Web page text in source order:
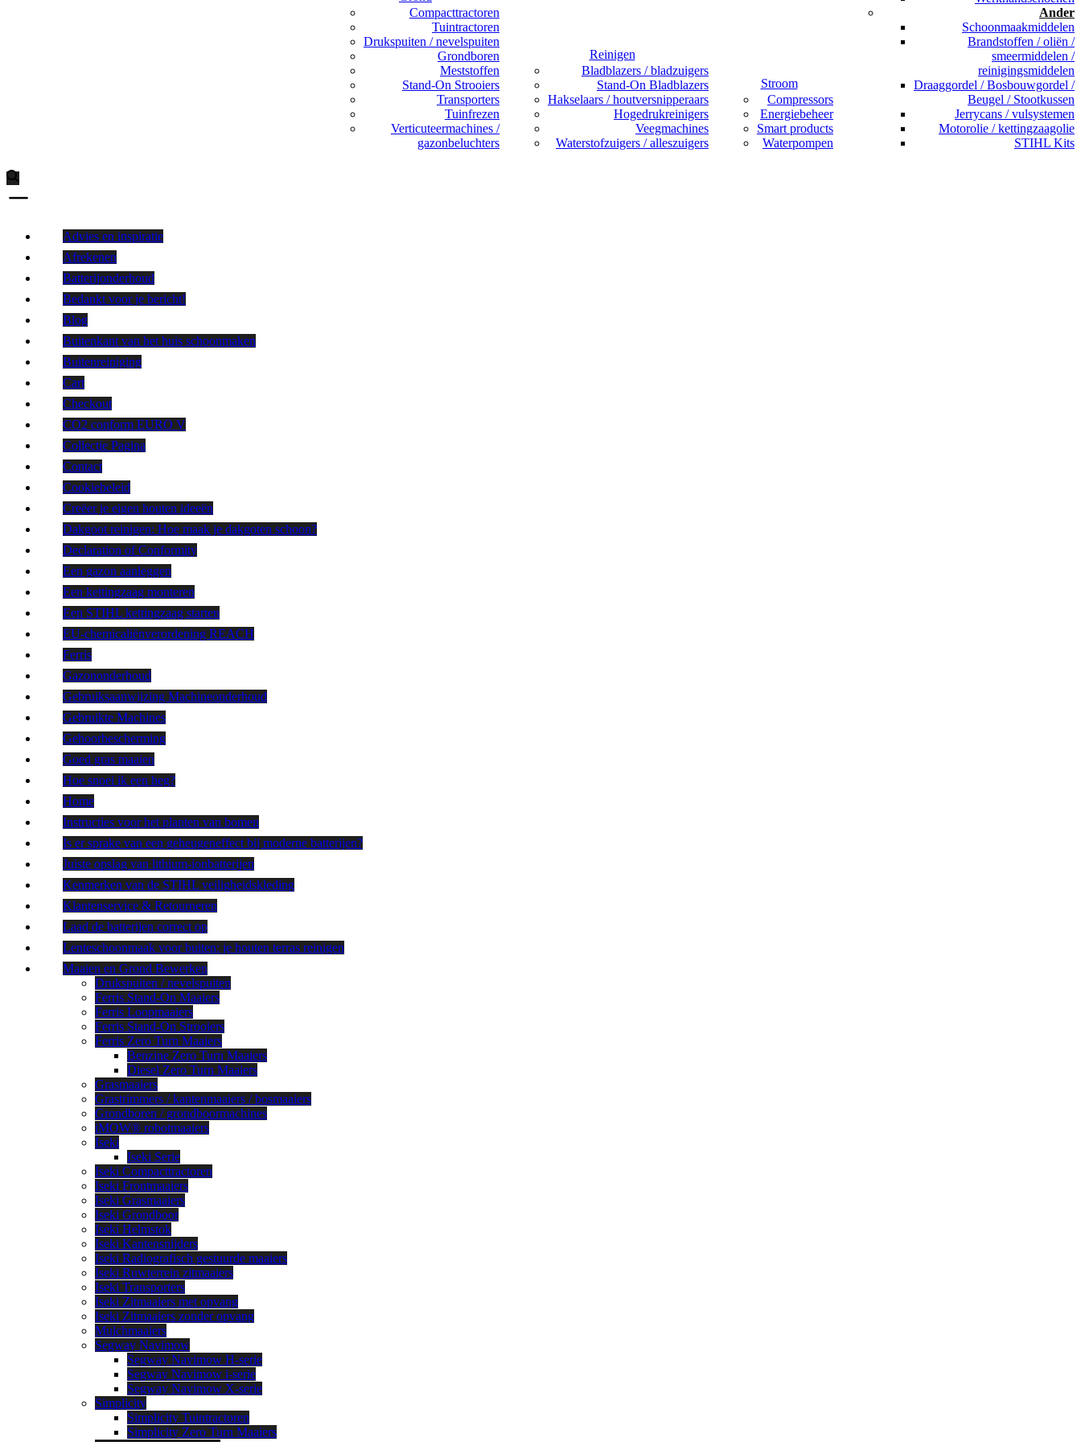
Compacttractoren
Tuintractoren
Drukspuiten / nevelspuiten
Grondboren
Meststoffen
Stand-On Strooiers
Transporters
Tuinfrezen
Verticuteermachines /
gazonbeluchters
Reinigen
Bladblazers / bladzuigers
Stand-On Bladblazers
Hakselaars / houtversnipperaars
Hogedrukreinigers
Veegmachines
Waterstofzuigers / alleszuigers
Stroom
Compressors
Energiebeheer
Smart products
Waterpompen
Ander
Schoonmaakmiddelen
Brandstoffen / oliën /
smeermiddelen /
reinigingsmiddelen
Draaggordel / Bosbouwgordel /
Beugel / Stootkussen
Jerrycans / vulsystemen
Motorolie / kettingzaagolie
STIHL Kits
Advies en inspiratie
Afrekenen
Batterijonderhoud
Bedankt voor je bericht!
Blog
Buitenkant van het huis schoonmaken
Buitenreiniging
Cart
Checkout
CO2 conform EURO V
Collectie Pagina
Contact
Cookiebeleid
Creëer je eigen houten ideeën
Dakgoot reinigen: Hoe maak je dakgoten schoon?
Declaration of Conformity
Een gazon aanleggen
Een kettingzaag monteren
Een STIHL kettingzaag starten
EU-chemicaliënverordening REACH
Ferris
Gazononderhoud
Gebruiksaanwijzing Machineonderhoud
Gebruikte Machines
Gehoorbescherming
Goed gras maaien
Hoe snoei ik een heg?
Home
Instructies voor het planten van bomen
Is er sprake van een geheugeneffect bij moderne batterijen?
Juiste opslag van lithium-ionbatterijen
Kenmerken van de STIHL veiligheidskleding
Klantenservice & Retourneren
Laad de batterijen correct op
Lenteschoonmaak voor buiten: je houten terras reinigen
Maaien en Grond Bewerken
Drukspuiten / nevelspuiten
Ferris Stand-On Maaiers
Ferris Loopmaaiers
Ferris Stand-On Strooiers
Ferris Zero Turn Maaiers
Benzine Zero Turn Maaiers
Diesel Zero Turn Maaiers
Grasmaaiers
Grastrimmers / kantenmaaiers / bosmaaiers
Grondboren / grondboormachines
iMOW® robotmaaiers
Iseki
Iseki Serie
Iseki Compacttractoren
Iseki Frontmaaiers
Iseki Grasmaaiers
Iseki Grondboor
Iseki Helmstok
Iseki Kantensnijders
Iseki Radiografisch gestuurde maaiers
Iseki Ruwterrein zitmaaiers
Iseki Transporters
Iseki Zitmaaiers met opvang
Iseki Zitmaaiers zonder opvang
Mulchmaaiers
Segway Navimow
Segway Navimow H-serie
Segway Navimow i-serie
Segway Navimow X-serie
Simplicity
Simplicity Tuintractoren
Simplicity Zero Turn Maaiers